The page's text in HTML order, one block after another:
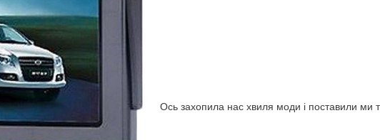
Ось захопила нас хвиля моди і поставили ми